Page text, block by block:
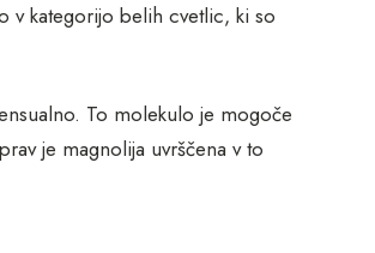
v kategorijo belih cvetlic, ki so
To molekulo je mogoče
je magnolija uvrščena v to